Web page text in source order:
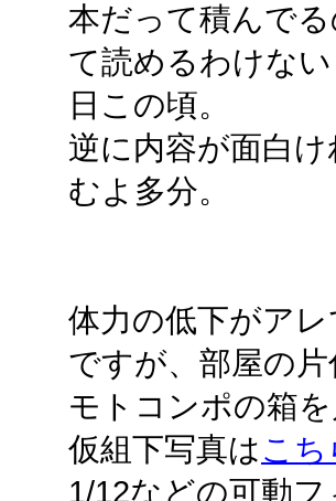
本だって積んで
て読めるわけな
日この頃。
逆に内容が面白
むよ多分。
体力の低下がア
ですが、部屋の
モトコンポの箱
仮組下写真はこち
1/12などの可動